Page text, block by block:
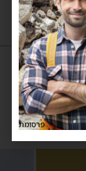
פרסומת